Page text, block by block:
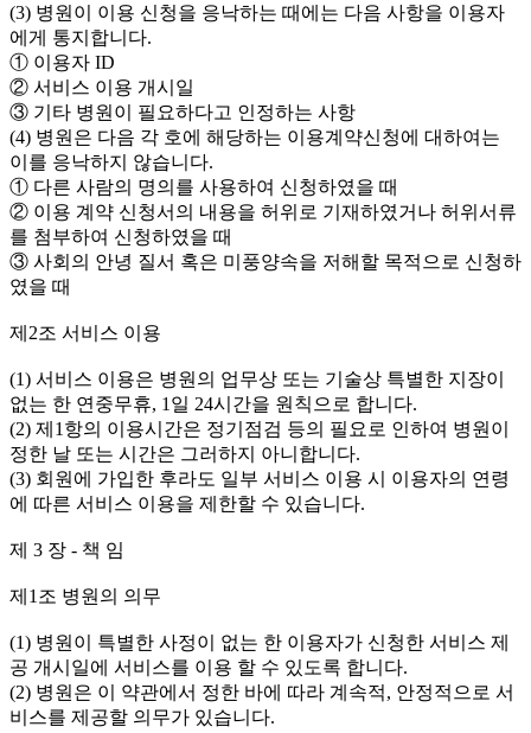
(3) 병원이 이용 신청을 응낙하는 때에는 다음 사항을 이용자
에게 통지합니다.
① 이용자 ID
② 서비스 이용 개시일
③ 기타 병원이 필요하다고 인정하는 사항
(4) 병원은 다음 각 호에 해당하는 이용계약신청에 대하여는
이를 응낙하지 않습니다.
① 다른 사람의 명의를 사용하여 신청하였을 때
② 이용 계약 신청서의 내용을 허위로 기재하였거나 허위서류
를 첨부하여 신청하였을 때
③ 사회의 안녕 질서 혹은 미풍양속을 저해할 목적으로 신청하
였을 때
제2조 서비스 이용
(1) 서비스 이용은 병원의 업무상 또는 기술상 특별한 지장이
없는 한 연중무휴, 1일 24시간을 원칙으로 합니다.
(2) 제1항의 이용시간은 정기점검 등의 필요로 인하여 병원이
정한 날 또는 시간은 그러하지 아니합니다.
(3) 회원에 가입한 후라도 일부 서비스 이용 시 이용자의 연령
에 따른 서비스 이용을 제한할 수 있습니다.
제 3 장 - 책 임
제1조 병원의 의무
(1) 병원이 특별한 사정이 없는 한 이용자가 신청한 서비스 제
공 개시일에 서비스를 이용 할 수 있도록 합니다.
(2) 병원은 이 약관에서 정한 바에 따라 계속적, 안정적으로 서
비스를 제공할 의무가 있습니다.